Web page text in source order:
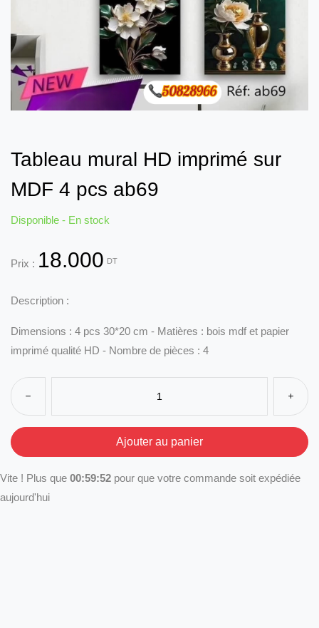
Tableau mural HD imprimé sur
MDF 4 pcs ab69
Disponible - En stock
Prix : 18.000 DT
Description :
Dimensions : 4 pcs 30*20 cm - Matières : bois mdf et papier
imprimé qualité HD - Nombre de pièces : 4
Vite ! Plus que 00:59:52 pour que votre commande soit expédiée
aujourd'hui